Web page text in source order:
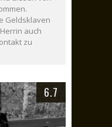
Geldsklaven
auch
zu
6.7